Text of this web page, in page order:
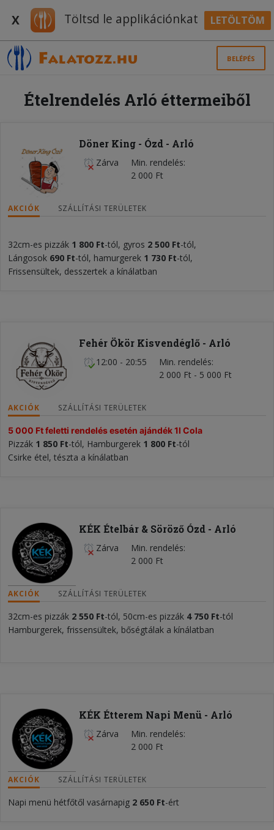
X Töltsd le applikációnkat LETÖLTÖM
BELÉPÉS
Ételrendelés Arló éttermeiből
Döner King - Ózd - Arló
Zárva
Min. rendelés
2 000 Ft
AKCIÓK SZÁLLÍTÁSI TERÜLETEK
32cm-es pizzák 1 800 Ft-tól, gyros 2 500 Ft-tól,
Lángosok 690 Ft-tól, hamurgerek 1 730 Ft-tól,
Frissensültek, desszertek a kínálatban
Fehér Ökör Kisvendéglő - Arló
12:00 - 20:55
Min. rendelés
2 000 Ft - 5 000 Ft
AKCIÓK SZÁLLÍTÁSI TERÜLETEK
5 000 Ft feletti rendelés esetén ajándék 1l Cola
Pizzák 1 850 Ft-tól, Hamburgerek 1 800 Ft-tól
Csirke étel, tészta a kínálatban
KÉK Ételbár & Söröző Ózd - Arló
Zárva
Min. rendelés
2 000 Ft
AKCIÓK SZÁLLÍTÁSI TERÜLETEK
32cm-es pizzák 2 550 Ft-tól, 50cm-es pizzák 4 750 Ft-tól
Hamburgerek, frissensültek, bőségtálak a kínálatban
KÉK Étterem Napi Menü - Arló
Zárva
Min. rendelés
2 000 Ft
AKCIÓK SZÁLLÍTÁSI TERÜLETEK
Napi menü hétfőtől vasárnapig 2 650 Ft-ért